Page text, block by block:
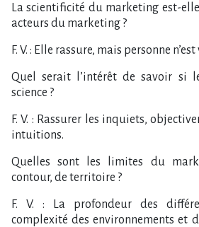
La scientificité du marketing est-
acteurs du marketing ?
F. V. : Elle rassure, mais personne
Quel serait l’intérêt de savoir si
science ?
F. V. : Rassurer les inquiets,
intuitions.
Quelles sont les limites du
contour, de territoire ?
F. V. : La profondeur des
complexité des environnements et